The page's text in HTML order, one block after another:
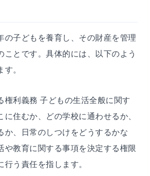
の子どもを養育し、その財産を管理
ことです。具体的には、以下のよう
す。
権利義務 子どもの生活全般に関す
に住むか、どの学校に通わせるか、
か、日常のしつけをどうするかな
や教育に関する事項を決定する権限
行う責任を指します。